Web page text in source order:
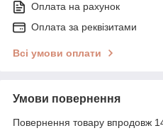
Оплата на рахунок
Оплата за реквізитами
Всі умови оплати
Умови повернення
Повернення товару впродовж